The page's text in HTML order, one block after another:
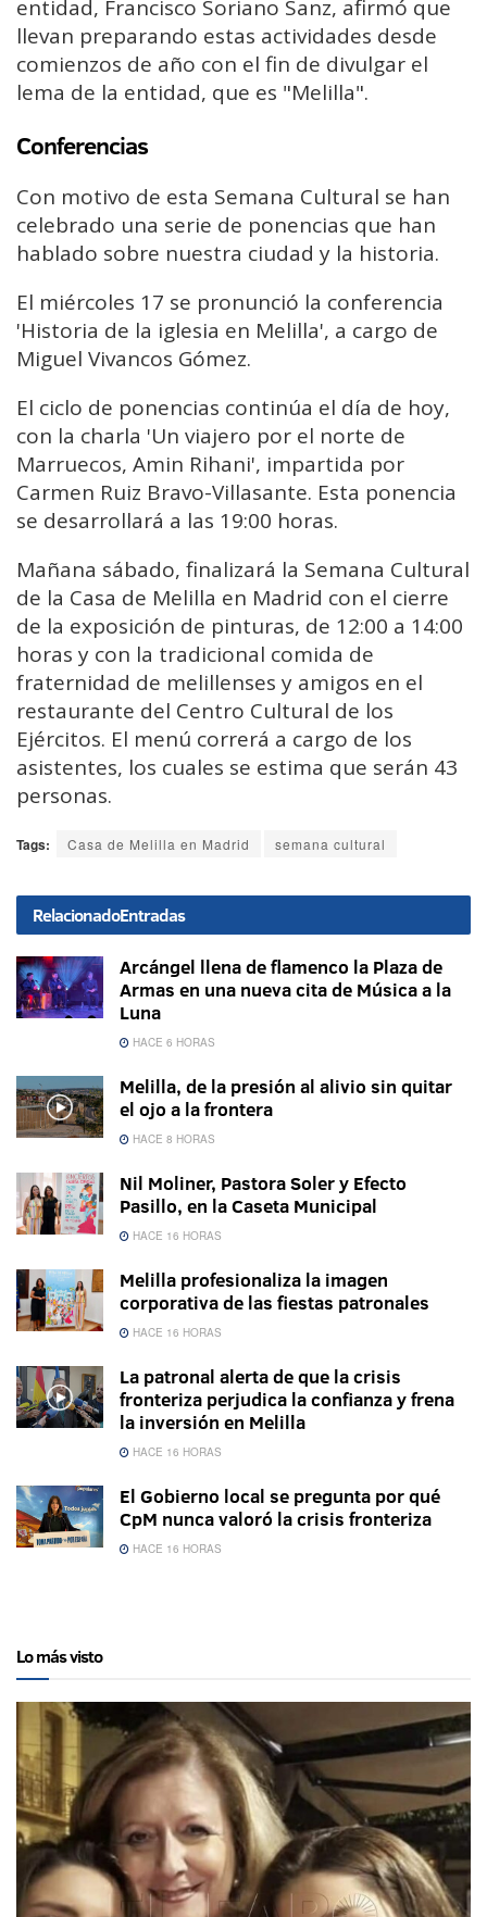
entidad, Francisco Soriano Sanz, afirmó que
llevan preparando estas actividades desde
comienzos de año con el fin de divulgar el
lema de la entidad, que es "Melilla".
Conferencias
Con motivo de esta Semana Cultural se han
celebrado una serie de ponencias que han
hablado sobre nuestra ciudad y la historia.
El miércoles 17 se pronunció la conferencia
'Historia de la iglesia en Melilla', a cargo de
Miguel Vivancos Gómez.
El ciclo de ponencias continúa el día de hoy,
con la charla 'Un viajero por el norte de
Marruecos, Amin Rihani', impartida por
Carmen Ruiz Bravo-Villasante. Esta ponencia
se desarrollará a las 19:00 horas.
Mañana sábado, finalizará la Semana Cultural
de la Casa de Melilla en Madrid con el cierre
de la exposición de pinturas, de 12:00 a 14:00
horas y con la tradicional comida de
fraternidad de melillenses y amigos en el
restaurante del Centro Cultural de los
Ejércitos. El menú correrá a cargo de los
asistentes, los cuales se estima que serán 43
personas.
Tags: Casa de Melilla en Madrid semana cultural
RelacionadoEntradas
Arcángel llena de flamenco la Plaza de
Armas en una nueva cita de Música a la
Luna
HACE 6 HORAS
Melilla, de la presión al alivio sin quitar
el ojo a la frontera
HACE 8 HORAS
Nil Moliner, Pastora Soler y Efecto
Pasillo, en la Caseta Municipal
HACE 16 HORAS
Melilla profesionaliza la imagen
corporativa de las fiestas patronales
HACE 16 HORAS
La patronal alerta de que la crisis
fronteriza perjudica la confianza y frena
la inversión en Melilla
HACE 16 HORAS
El Gobierno local se pregunta por qué
CpM nunca valoró la crisis fronteriza
HACE 16 HORAS
Lo más visto